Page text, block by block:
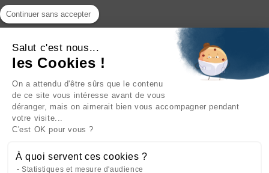
INFORMATIONS
NOTRE SOCIÉTÉ
NOS PRODUITS
CATÉGORIES
Continuer sans accepter
Salut c'est nous...
les Cookies !
On a attendu d'être sûrs que le contenu
de ce site vous intéresse avant de vous
déranger, mais on aimerait bien vous accompagner pendant
votre visite...
C'est OK pour vous ?
À quoi servent ces cookies ?
Statistiques et mesure d'audience